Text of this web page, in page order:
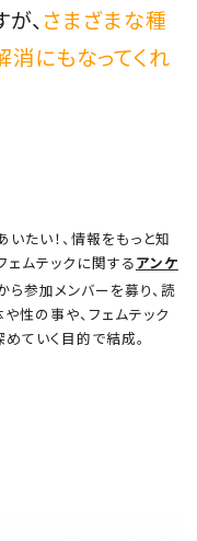
、さまざまな種
消にもなってくれ
たい！、情報をもっと知
ェムテックに関するアンケ
参加メンバーを募り、読
性の事や、フェムテック
ていく目的で結成。